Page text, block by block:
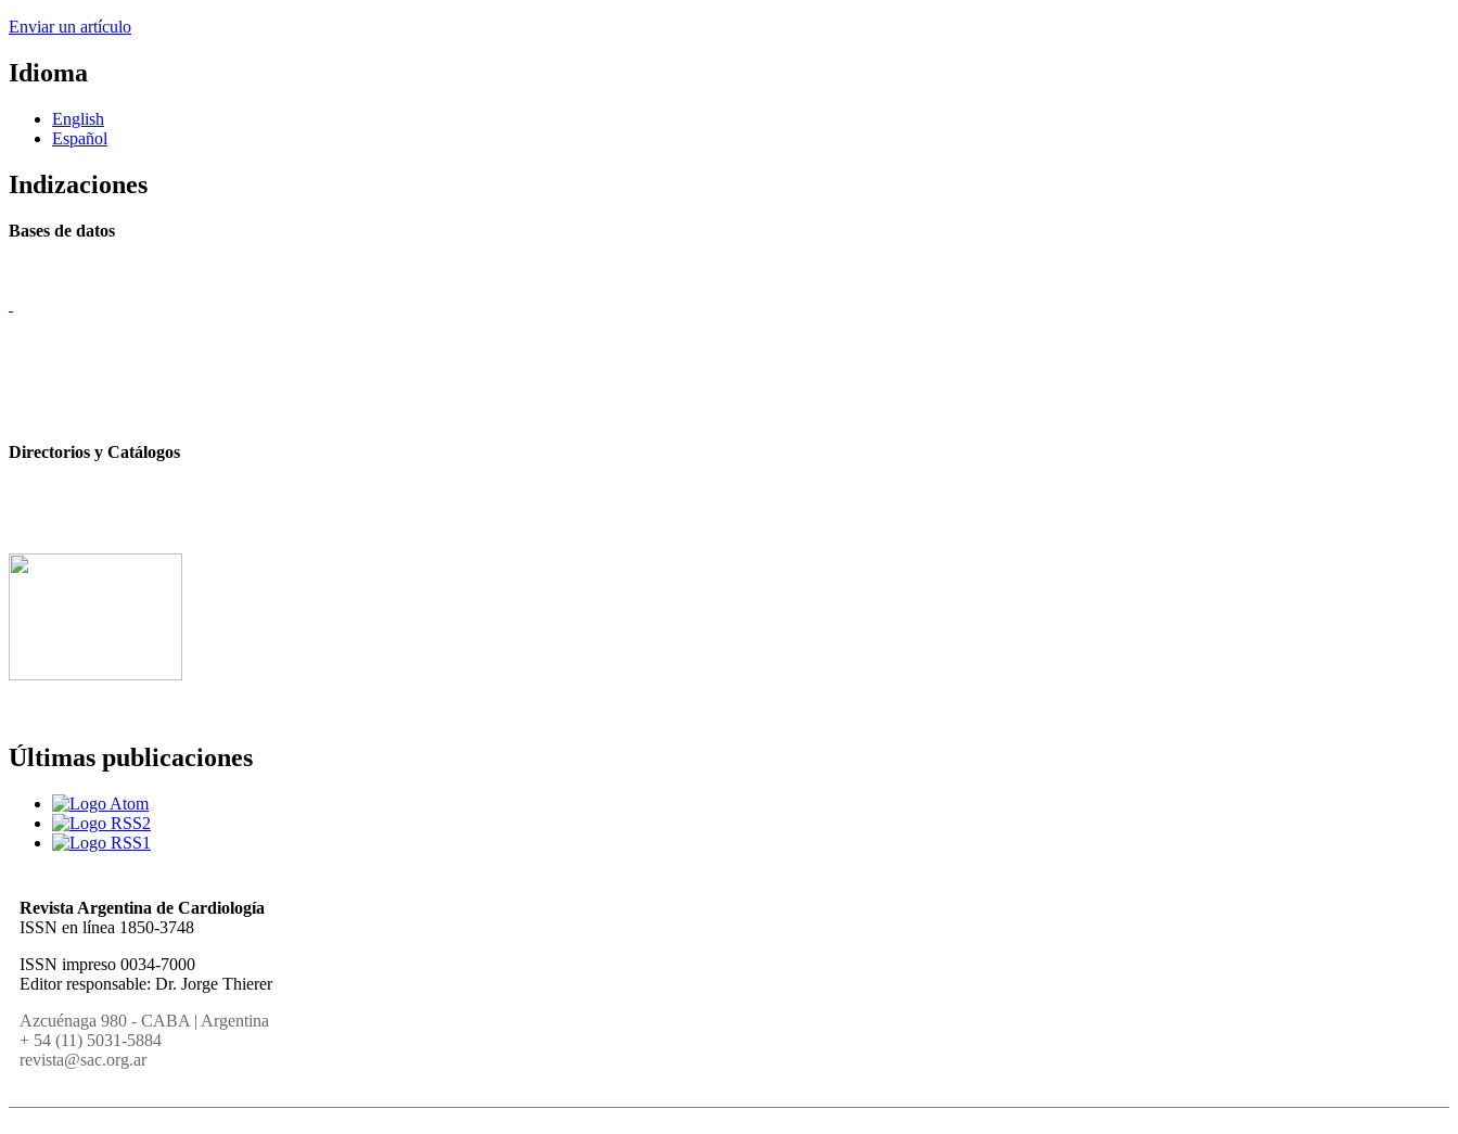
Enviar un artículo
Idioma
English
Español
Indizaciones
Bases de datos
Directorios y Catálogos
Últimas publicaciones
Revista Argentina de Cardiología
ISSN en línea 1850-3748
ISSN impreso 0034-7000
Editor responsable: Dr. Jorge Thierer
Azcuénaga 980 - CABA | Argentina
+ 54 (11) 5031-5884
revista@sac.org.ar